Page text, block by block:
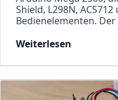
Shield, L298N,
Bedienelementen.
Weiterlesen